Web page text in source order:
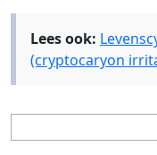
Lees ook:
(cryptocaryon